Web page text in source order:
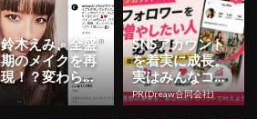
鈴木えみ、全盛
期のメイクを再
現！？変わらぬ
可愛さと懐かし
さで反響続々
SNSアカウント
を着実に成長。
実はみんなココ
使ってます。
PR(Dreaw合同会社)